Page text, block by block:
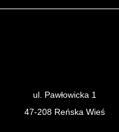
ul. Pawłowicka 1
47-208 Reńska Wieś